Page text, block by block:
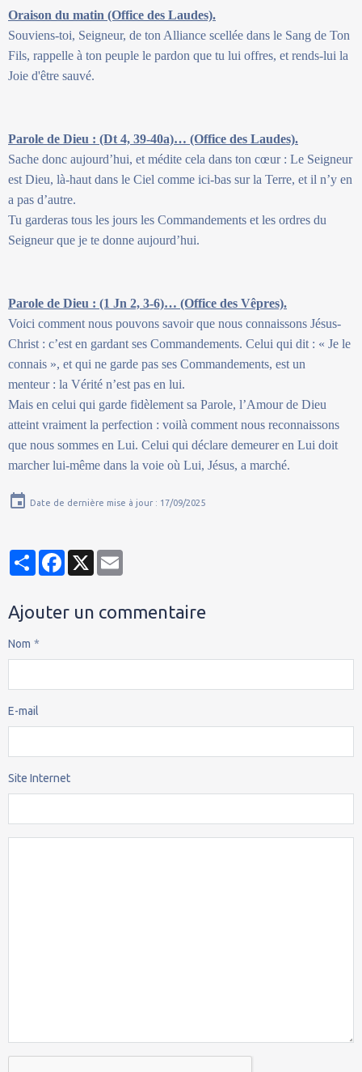
Oraison du matin (Office des Laudes).
Souviens-toi, Seigneur, de ton Alliance scellée dans le Sang de Ton
Fils, rappelle à ton peuple le pardon que tu lui offres, et rends-lui la
Joie d'être sauvé.
Parole de Dieu : (Dt 4, 39-40a)… (Office des Laudes).
Sache donc aujourd’hui, et médite cela dans ton cœur : Le Seigneur
est Dieu, là-haut dans le Ciel comme ici-bas sur la Terre, et il n’y en
a pas d’autre.
Tu garderas tous les jours les Commandements et les ordres du
Seigneur que je te donne aujourd’hui.
Parole de Dieu : (1 Jn 2, 3-6)… (Office des Vêpres).
Voici comment nous pouvons savoir que nous connaissons Jésus-
Christ : c’est en gardant ses Commandements. Celui qui dit : « Je le
connais », et qui ne garde pas ses Commandements, est un
menteur : la Vérité n’est pas en lui.
Mais en celui qui garde fidèlement sa Parole, l’Amour de Dieu
atteint vraiment la perfection : voilà comment nous reconnaissons
que nous sommes en Lui. Celui qui déclare demeurer en Lui doit
marcher lui-même dans la voie où Lui, Jésus, a marché.
Date de dernière mise à jour : 17/09/2025
PartagerFacebook
X
Ajouter un commentaire
Nom
E-mail
Site Internet